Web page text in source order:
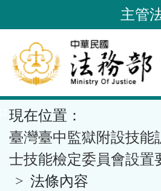
到
要
內
容
區
塊
主管
現在位置：
臺灣臺中監獄附設技能
士技能檢定委員會設置
法條內容